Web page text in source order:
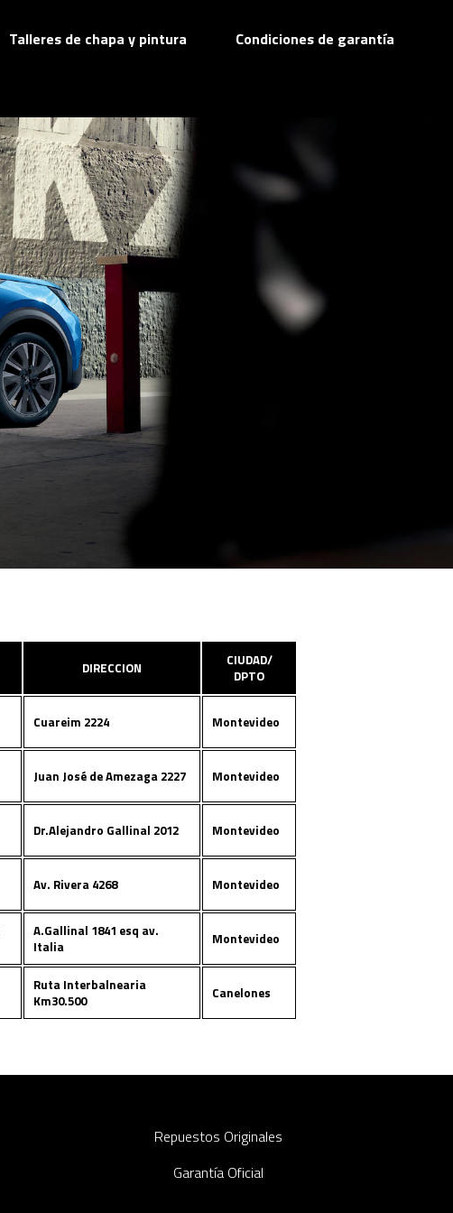
Talleres de chapa y pintura Condiciones de garantía
DIRECCION
CIUDAD/
DPTO
Cuareim 2224 Montevideo
Juan José de Amezaga 2227 Montevideo
Dr.Alejandro Gallinal 2012 Montevideo
Av. Rivera 4268 Montevideo
A.Gallinal 1841 esq av.
Italia
Montevideo
Ruta Interbalnearia
Km30.500
Canelones
Repuestos Originales
Garantía Oficial